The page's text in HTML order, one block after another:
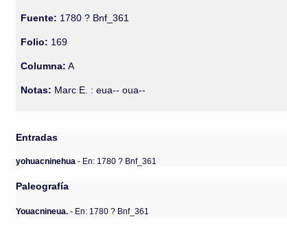
Fuente: 1780 ? Bnf_361
Folio: 169
Columna: A
Notas: Marc E. : eua-- oua--
Entradas
yohuacninehua- En: 1780 ? Bnf_361
Paleografía
Youacnineua. - En: 1780 ? Bnf_361